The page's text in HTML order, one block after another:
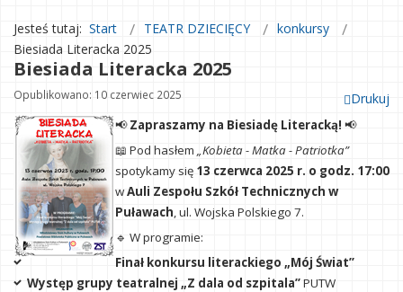
Jesteś tutaj: Start TEATR DZIECIĘCY
konkursy
Biesiada Literacka 2025
Biesiada Literacka 2025
Drukuj
Opublikowano: 10 czerwiec 2025
📢Zapraszamy na Biesiadę Literacką! 📢
📖 Pod hasłem „Kobieta - Matka - Patriotka”
spotykamy się 13 czerwca 2025 r. o godz. 17:00
wAuli Zespołu Szkół Technicznych w
Puławach, ul. Wojska Polskiego 7.
🔹 W programie:
Finał konkursu literackiego „Mój Świat”
Występ grupy teatralnej „Z dala od szpitala”PUTW